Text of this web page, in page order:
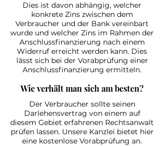
Dies ist davon abhängig, welcher
konkrete Zins zwischen dem
Verbraucher und der Bank vereinbart
wurde und welcher Zins im Rahmen der
Anschlussfinanzierung nach einem
Widerruf erreicht werden kann. Dies
lässt sich bei der Vorabprüfung einer
Anschlussfinanzierung ermitteln.
Wie verhält man sich am besten?
Der Verbraucher sollte seinen
Darlehensvertrag von einem auf
diesem Gebiet erfahrenen Rechtsanwalt
prüfen lassen. Unsere Kanzlei bietet hier
eine kostenlose Vorabprüfung an.